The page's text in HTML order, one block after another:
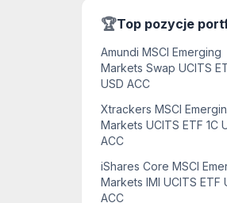
🏆Top pozycje
Amundi MSCI Emerging
Markets Swap UCITS
USD ACC
Xtrackers MSCI
Markets UCITS ETF 1C
ACC
iShares Core MSCI
Markets IMI UCITS ETF
ACC